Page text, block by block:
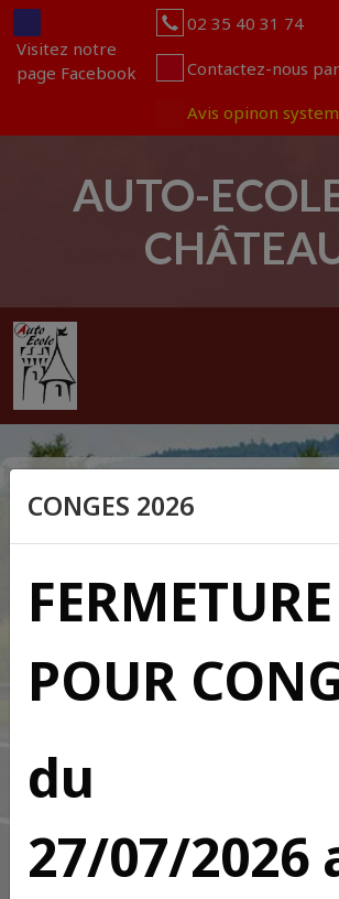
Panneau de gestion des cookies
Visitez notre
page Facebook
02 35 40 31 74
Contactez-nous
Avis opinon system
AUTO-
CONGES 2026
FERMETURE
POUR
du
27/07/2026